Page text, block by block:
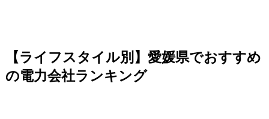
【ライフスタイル別】愛媛県でおすすめ
の電力会社ランキング